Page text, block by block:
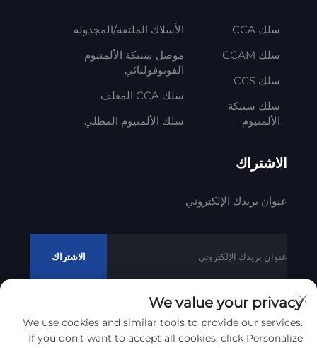
سلك CCA
سلك CCAM
سلك CCS
سلك سبيكة
الألمنيوم
الأسلاك الملتفة/المجدولة
موصل سبيكة الألمنيوم
الفوتوفولتائي
سلك CCA المغلف
سلك الألمنيوم المطلي
الاشتراك
عنوان بريدك الإلكتروني
الاشتراك
حقوق النشر © 2012 - 2023 شركة ليتونغ لتكنولوجيا الكابلات المحدودة
سياسة الخصوصية
We value your privacy
We use cookies and similar tools to provide our services.
If you don't want to accept all cookies, click Personalize